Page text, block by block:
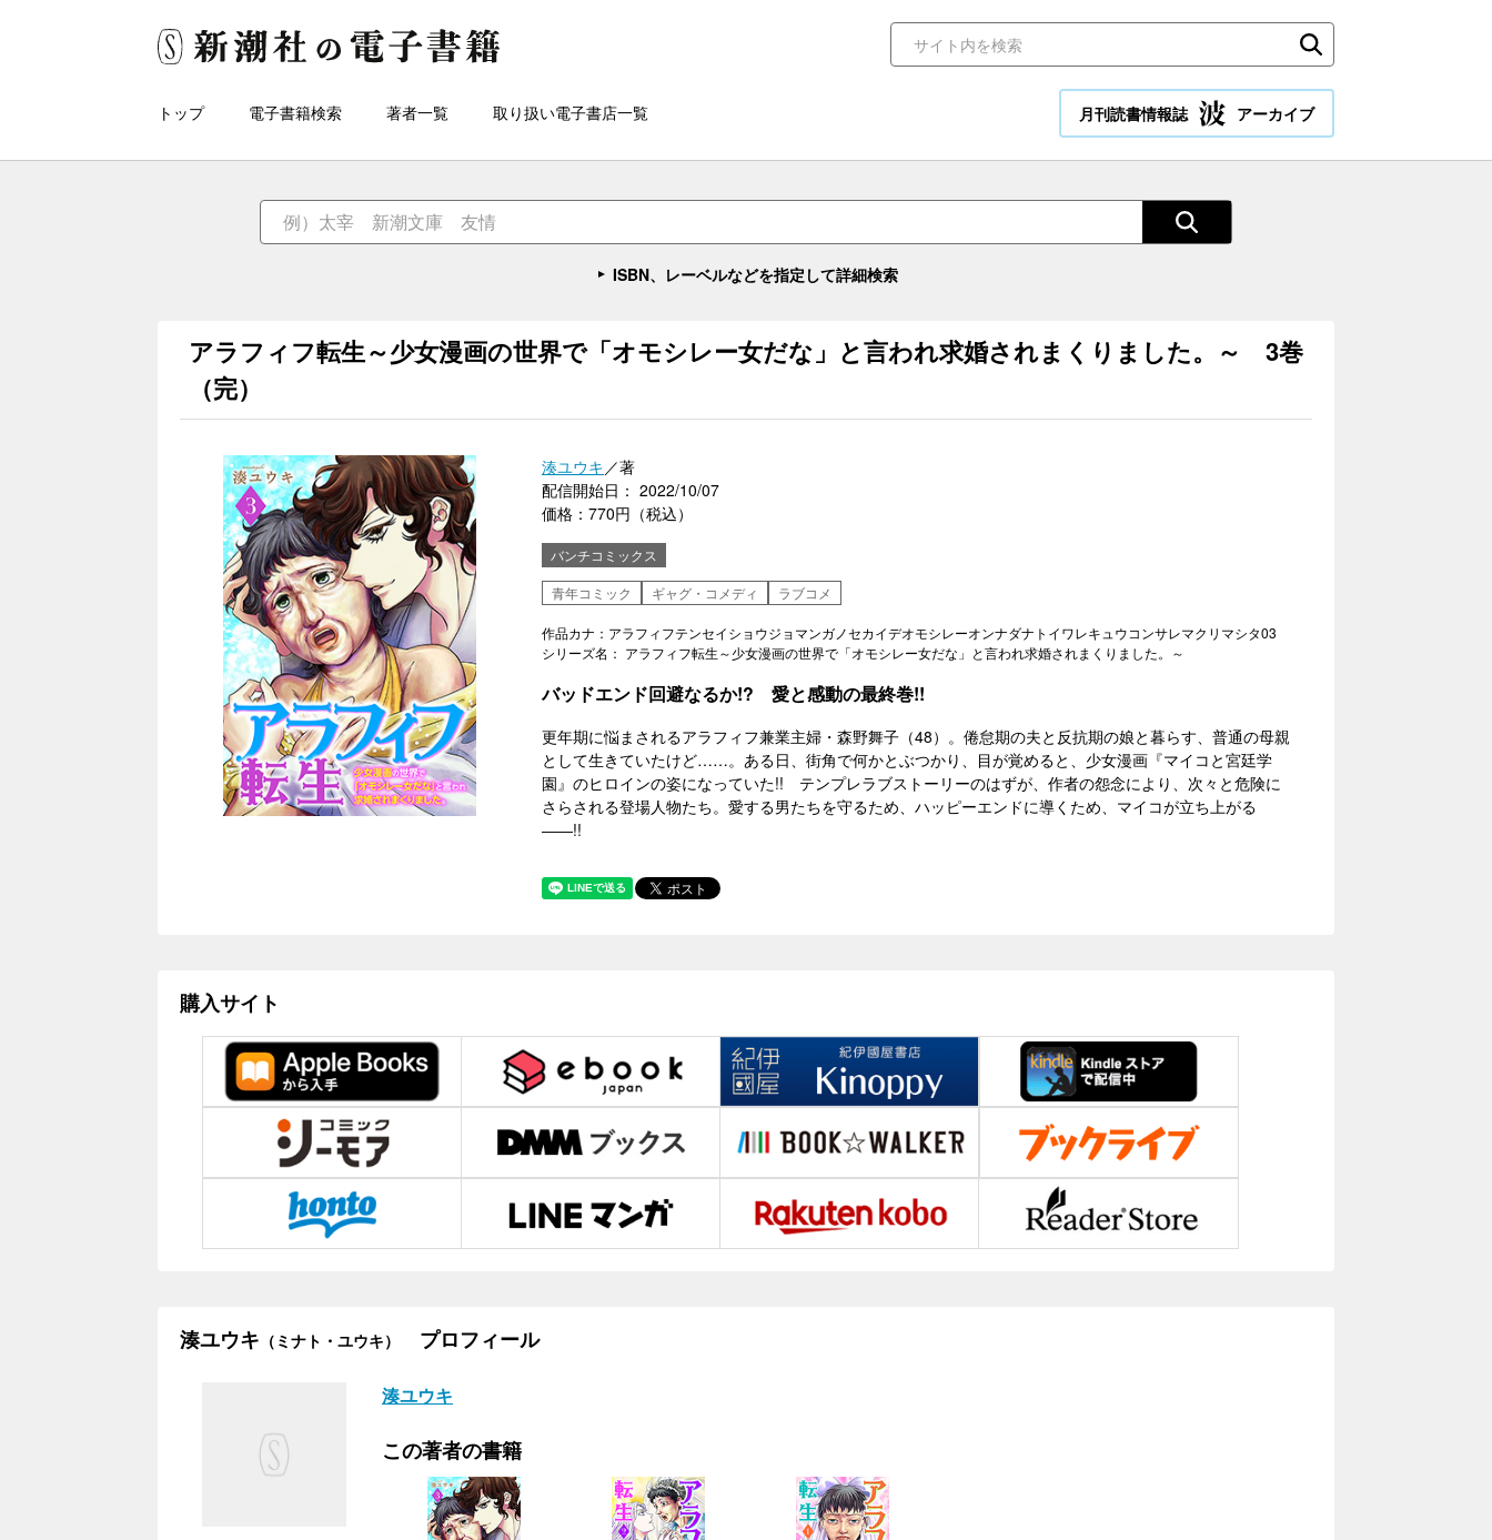
トップ 電子書籍検索 著者一覧 取り扱い電子書店一覧 月刊読書情報誌 アーカイブ
ISBN、レーベルなどを指定して詳細検索
アラフィフ転生～少女漫画の世界で「オモシレー女だな」と言われ求婚されまくりました。～ 3巻
（完）
湊ユウキ／著
配信開始日： 2022/10/07
価格：770円（税込）
バンチコミックス
青年コミック
ギャグ・コメディ ラブコメ
作品カナ：アラフィフテンセイショウジョマンガノセカイデオモシレーオンナダナトイワレキュウコンサレマクリマシタ03
シリーズ名： アラフィフ転生～少女漫画の世界で「オモシレー女だな」と言われ求婚されまくりました。～
バッドエンド回避なるか!? 愛と感動の最終巻!!
更年期に悩まされるアラフィフ兼業主婦・森野舞子（48）。倦怠期の夫と反抗期の娘と暮らす、普通の母親
として生きていたけど……。ある日、街角で何かとぶつかり、目が覚めると、少女漫画『マイコと宮廷学
園』のヒロインの姿になっていた!! テンプレラブストーリーのはずが、作者の怨念により、次々と危険に
さらされる登場人物たち。愛する男たちを守るため、ハッピーエンドに導くため、マイコが立ち上がる
――!!
購入サイト
湊ユウキ （ミナト・ユウキ） プロフィール
湊ユウキ
この著者の書籍